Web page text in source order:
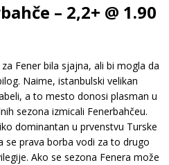
– 2,2+ @ 1.90
Fener bila sjajna, ali bi mogla da
Naime, istanbulski velikan
a to mesto donosi plasman u
sezona izmicali Fenerbahčeu.
dominantan u prvenstvu Turske
se prava borba vodi za to drugo
Ako se sezona Fenera može